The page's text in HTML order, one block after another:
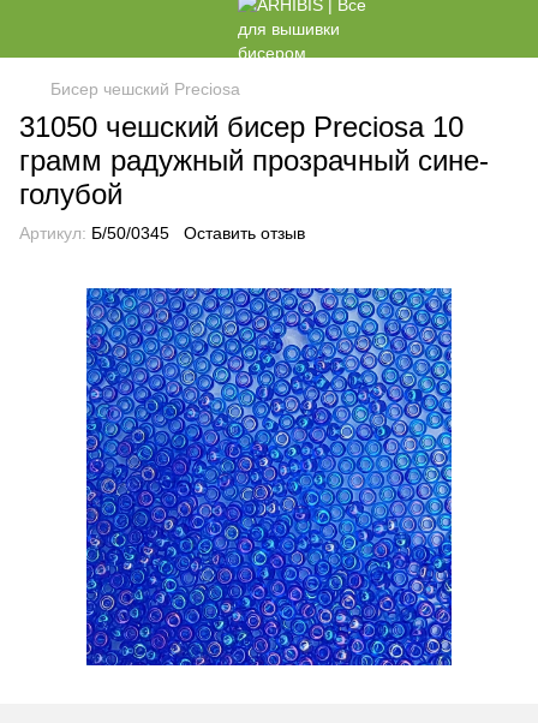
Бисер чешский Preciosa
31050 чешский бисер Preciosa 10
грамм радужный прозрачный сине-
голубой
Артикул: Б/50/0345 Оставить отзыв